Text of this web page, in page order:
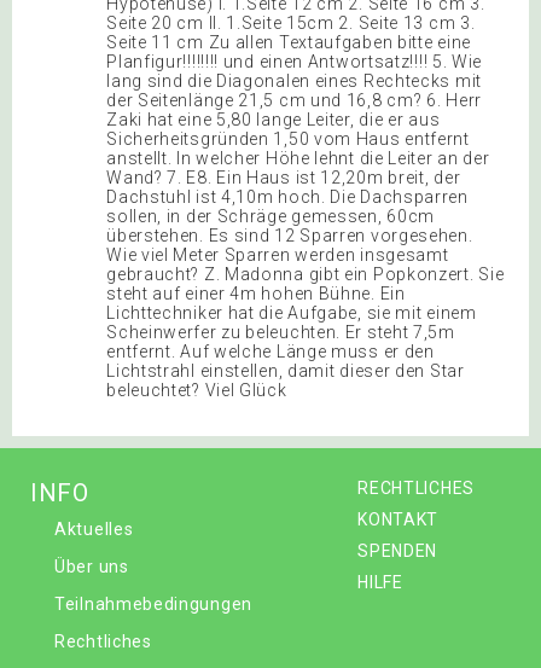
Hypotenuse) I. 1.Seite 12 cm 2. Seite 16 cm 3.
Seite 20 cm II. 1.Seite 15cm 2. Seite 13 cm 3.
Seite 11 cm Zu allen Textaufgaben bitte eine
Planfigur!!!!!!!! und einen Antwortsatz!!!! 5. Wie
lang sind die Diagonalen eines Rechtecks mit
der Seitenlänge 21,5 cm und 16,8 cm? 6. Herr
Zaki hat eine 5,80 lange Leiter, die er aus
Sicherheitsgründen 1,50 vom Haus entfernt
anstellt. In welcher Höhe lehnt die Leiter an der
Wand? 7. E8. Ein Haus ist 12,20m breit, der
Dachstuhl ist 4,10m hoch. Die Dachsparren
sollen, in der Schräge gemessen, 60cm
überstehen. Es sind 12 Sparren vorgesehen.
Wie viel Meter Sparren werden insgesamt
gebraucht? Z. Madonna gibt ein Popkonzert. Sie
steht auf einer 4m hohen Bühne. Ein
Lichttechniker hat die Aufgabe, sie mit einem
Scheinwerfer zu beleuchten. Er steht 7,5m
entfernt. Auf welche Länge muss er den
Lichtstrahl einstellen, damit dieser den Star
beleuchtet? Viel Glück
RECHTLICHES
KONTAKT
SPENDEN
HILFE
INFO
Aktuelles
Über uns
Teilnahmebedingungen
Rechtliches